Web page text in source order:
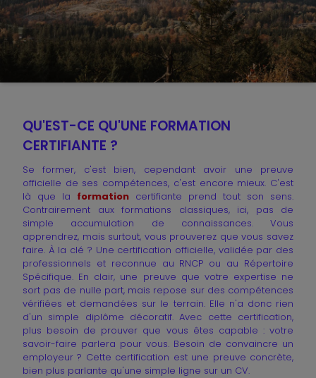
QU'EST-CE QU'UNE FORMATION
CERTIFIANTE ?
Se former, c'est bien, cependant avoir une preuve
officielle de ses compétences, c'est encore mieux. C'est
là que la formation certifiante prend tout son sens.
Contrairement aux formations classiques, ici, pas de
simple accumulation de connaissances. Vous
apprendrez, mais surtout, vous prouverez que vous savez
faire. À la clé ? Une certification officielle, validée par des
professionnels et reconnue au RNCP ou au Répertoire
Spécifique. En clair, une preuve que votre expertise ne
sort pas de nulle part, mais repose sur des compétences
vérifiées et demandées sur le terrain. Elle n'a donc rien
d'un simple diplôme décoratif. Avec cette certification,
plus besoin de prouver que vous êtes capable : votre
savoir-faire parlera pour vous. Besoin de convaincre un
employeur ? Cette certification est une preuve concrète,
bien plus parlante qu'une simple ligne sur un CV.